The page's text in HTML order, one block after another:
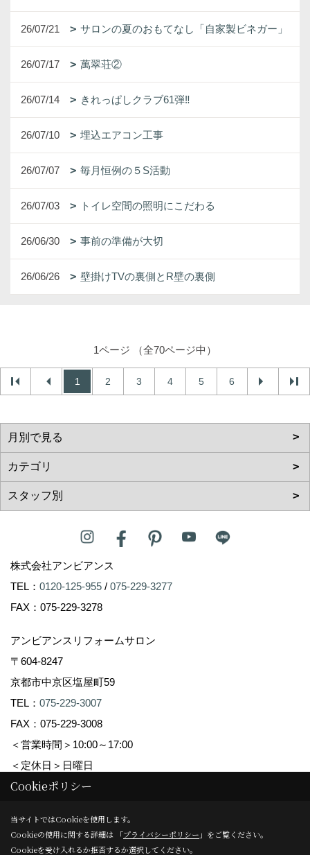
26/07/21 サロンの夏のおもてなし「自家製ビネガー」
26/07/17 萬翠荘②
26/07/14 きれっぱしクラブ61弾‼
26/07/10 埋込エアコン工事
26/07/07 毎月恒例の５S活動
26/07/03 トイレ空間の照明にこだわる
26/06/30 事前の準備が大切
26/06/26 壁掛けTVの裏側とR壁の裏側
1ページ （全70ページ中）
1 2 3 4 5 6
株式会社アンビアンス
TEL： 0120-125-955 / 075-229-3277
FAX：075-229-3278
アンビアンスリフォームサロン
〒604-8247
京都市中京区塩屋町59
TEL： 075-229-3007
FAX：075-229-3008
＜営業時間＞10:00～17:00
＜定休日＞日曜日
Copyright (c) Ambiance Co.,Ltd. All Rights Reserved.
Produced byゴデスクリエイト
Cookieポリシー
当サイトではCookieを使用します。
Cookieの使用に関する詳細は 「プライバシーポリシー 」をご覧ください。
Cookieを受け入れるか拒否するか選択してください。